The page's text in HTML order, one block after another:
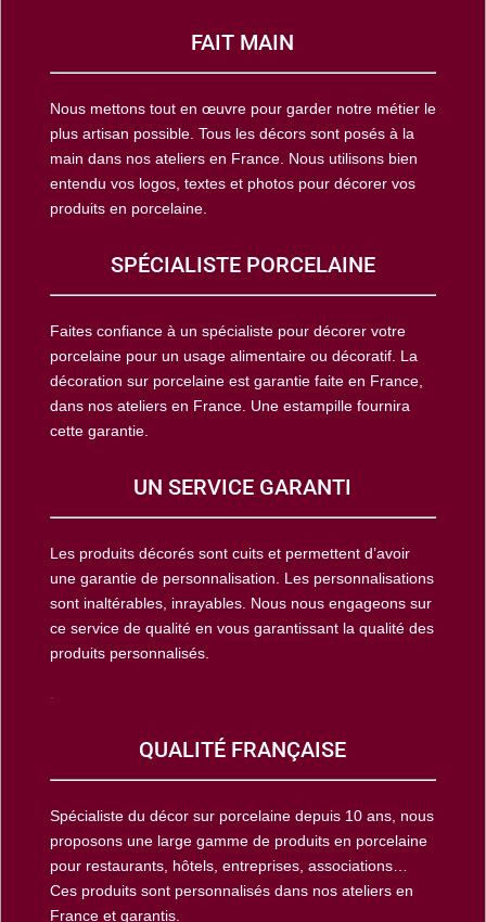
FAIT MAIN
Nous mettons tout en œuvre pour garder notre métier le
plus artisan possible. Tous les décors sont posés à la
main dans nos ateliers en France. Nous utilisons bien
entendu vos logos, textes et photos pour décorer vos
produits en porcelaine.
SPÉCIALISTE PORCELAINE
Faites confiance à un spécialiste pour décorer votre
porcelaine pour un usage alimentaire ou décoratif. La
décoration sur porcelaine est garantie faite en France,
dans nos ateliers en France. Une estampille fournira
cette garantie.
UN SERVICE GARANTI
Les produits décorés sont cuits et permettent d’avoir
une garantie de personnalisation. Les personnalisations
sont inaltérables, inrayables. Nous nous engageons sur
ce service de qualité en vous garantissant la qualité des
produits personnalisés.
QUALITÉ FRANÇAISE
Spécialiste du décor sur porcelaine depuis 10 ans, nous
proposons une large gamme de produits en porcelaine
pour restaurants, hôtels, entreprises, associations…
Ces produits sont personnalisés dans nos ateliers en
France et garantis.